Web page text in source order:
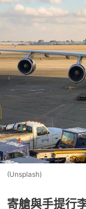
(Unsplash)
寄艙與手提行